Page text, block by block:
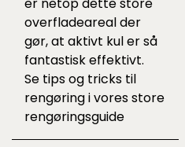
overfladeareal der
gør, at aktivt kul er så
fantastisk effektivt.
Se tips og tricks til
rengøring i voresstore
rengøringsguide